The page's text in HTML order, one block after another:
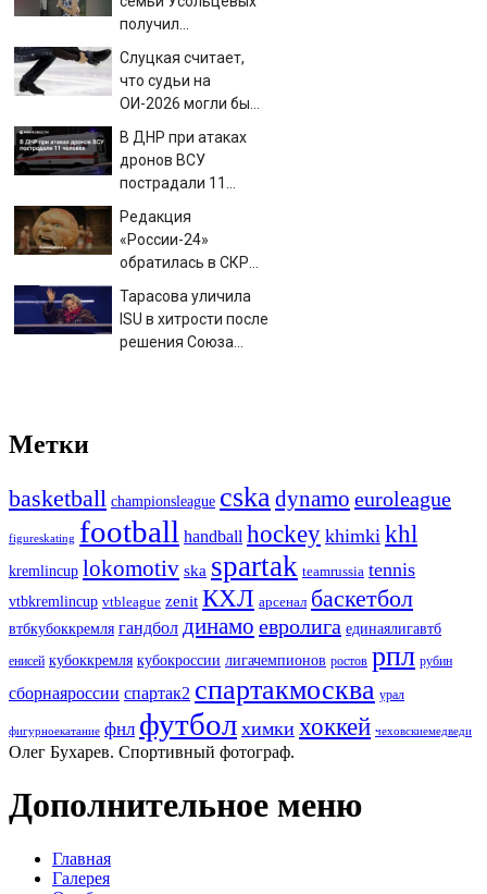
получил
них
Слуцкая считает,
что судьи на
ОИ-2026 могли бы
Гуменнику
В ДНР при атаках
дронов ВСУ
пострадали 11
Редакция
«России-24»
обратилась в СКР
съемочной группы
«Колобка»
Тарасова уличила
ISU в хитрости после
решения Союза
Метки
basketball championsleague cska dynamo euroleague
figureskating football handball hockey khimki khl
kremlincup lokomotiv ska spartak teamrussia tennis
vtbkremlincup vtbleague zenit КХЛ арсенал баскетбол
втбкубоккремля гандбол динамо евролига единаялигавтб
енисей кубоккремля кубокроссии лигачемпионов ростов рпл рубин
сборнаяроссии спартак2 спартакмосква урал
фигурноекатание фнл футбол химки хоккей чеховскиемедведи
Олег Бухарев. Спортивный фотограф.
Дополнительное меню
Главная
Галерея